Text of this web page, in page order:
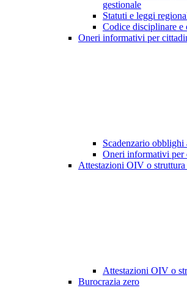
gestionale
Statuti e leggi
Codice disciplinare e
Oneri informativi per
Scadenzario
Oneri informativi per
Attestazioni OIV o struttura
Attestazioni OIV o
Burocrazia zero